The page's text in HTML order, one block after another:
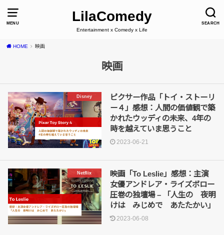
MENU SEARCH
LilaComedy
Entertainment x Comedy x Life
HOME 映画
映画
Disney
ピクサー作品「トイ・ストーリ
ー４」感想：人間の価値観で築
かれたウッディの未来、4年の
時を越えていま思うこと
2023-06-21
Netflix
映画「To Leslie」感想：主演
女優アンドレア・ライズボロー
圧巻の独壇場 – 「人生の 夜明
けは みじめで あたたかい」
2023-06-08